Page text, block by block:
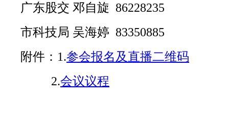
广东股交 邓自旋 86228235
市科技局 吴海婷 83350885
附件：1.参会报名及直播二维码
2.会议议程